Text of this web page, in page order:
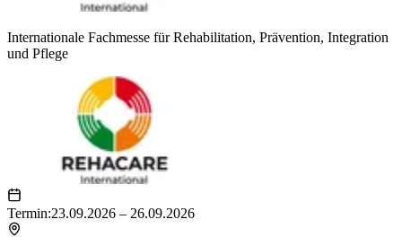
anreisen, bieten die Messe Düsseldorf auf dem Messeparkplatz P1
ein zu Veranstaltungen nutzbares Caravan Center an.
Veranstaltung gestattet. In einem eingefriedeten Bereich gibt es
Duschen, Toiletten und Müllentsorgung. Der Zugang zu den
Anlagen ist über ein Codeschloss möglich.
Internationale Fachmesse für Rehabilitation, Prävention, Integration
und Pflege
Termin:23.09.2026 – 26.09.2026